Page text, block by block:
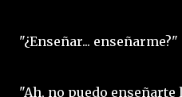
"¿Enseñar... enseñarme?"
"Ah, no puedo enseñarte